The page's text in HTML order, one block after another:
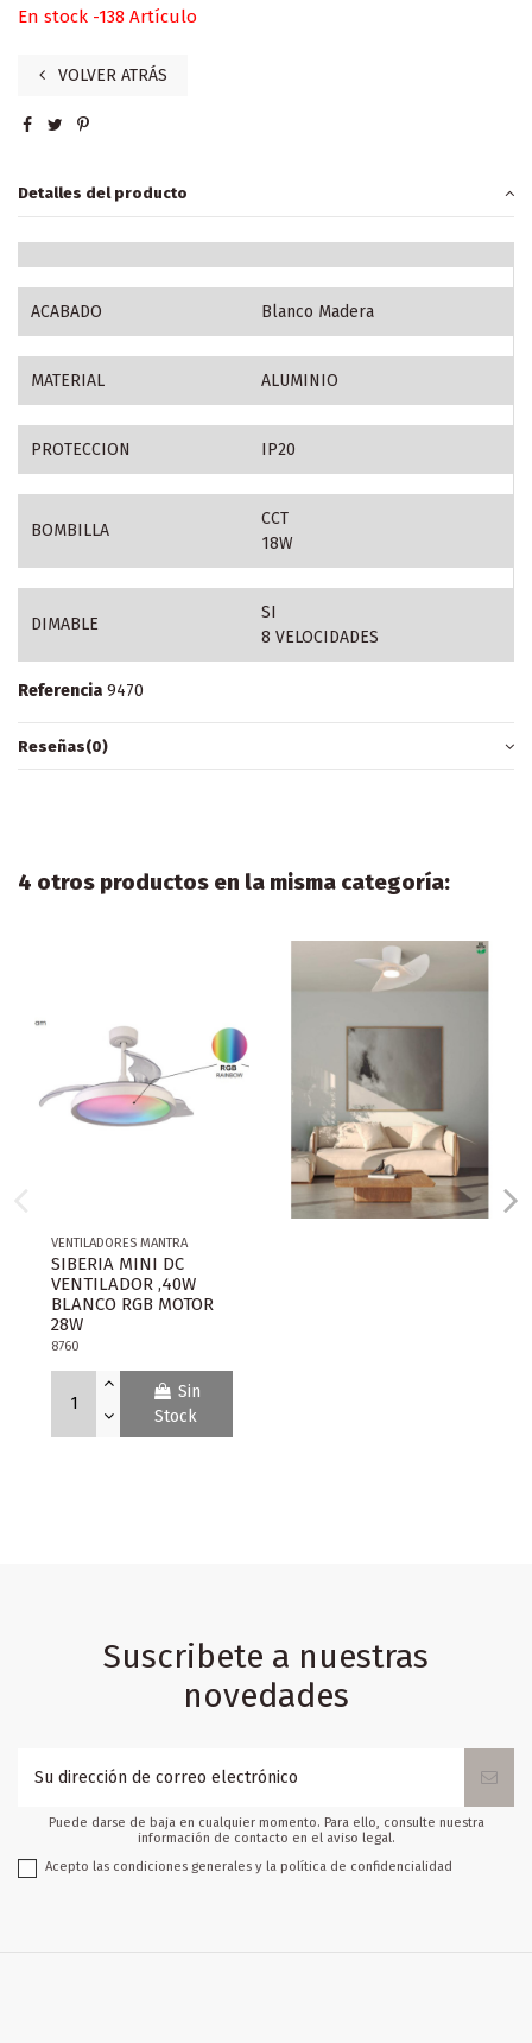
En stock -138 Artículo
VOLVER ATRÁS
Detalles del producto
ACABADO Blanco Madera
MATERIAL ALUMINIO
PROTECCION IP20
BOMBILLA
CCT
18W
DIMABLE
SI
8 VELOCIDADES
Referencia 9470
Reseñas(0)
4 otros productos en la misma categoría:
VENTILADORES MANTRA
SIBERIA MINI DC
VENTILADOR ,40W
BLANCO RGB MOTOR
28W
8760
Sin
Stock
Suscribete a nuestras
novedades
Puede darse de baja en cualquier momento. Para ello, consulte nuestra
información de contacto en el aviso legal.
Acepto las condiciones generales y la política de confidencialidad